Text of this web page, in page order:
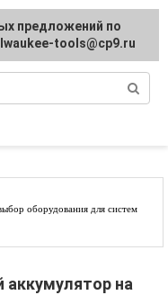
оборудования для систем
аккумулятор на
предложений по
tools@cp9.ru